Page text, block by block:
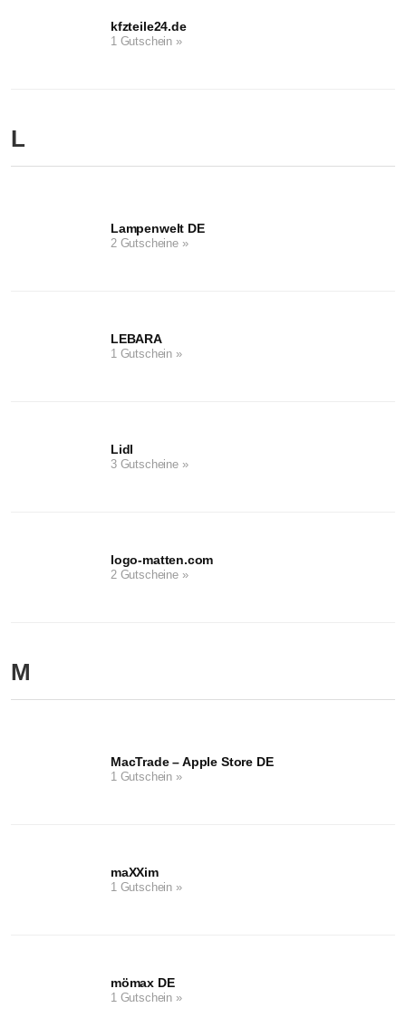
kfzteile24.de
1 Gutschein »
L
Lampenwelt DE
2 Gutscheine »
LEBARA
1 Gutschein »
Lidl
3 Gutscheine »
logo-matten.com
2 Gutscheine »
M
MacTrade – Apple Store DE
1 Gutschein »
maXXim
1 Gutschein »
mömax DE
1 Gutschein »